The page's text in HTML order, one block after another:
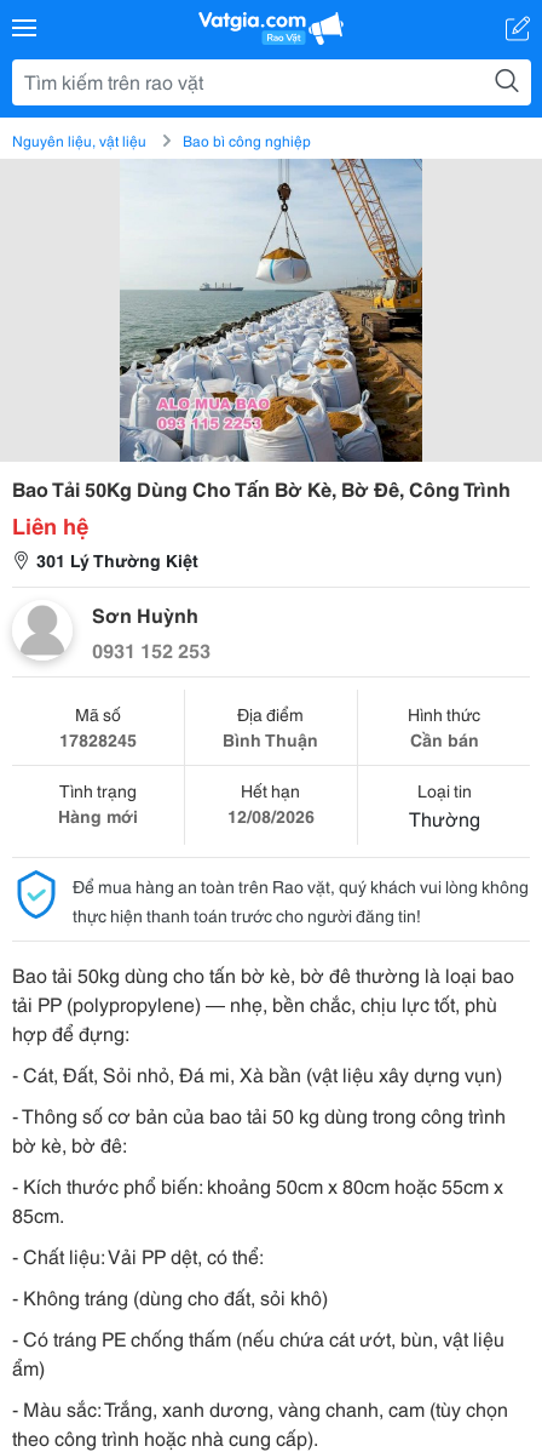
Nguyên liệu, vật liệu Bao bì công nghiệp
Bao Tải 50Kg Dùng Cho Tấn Bờ Kè, Bờ Đê, Công Trình
Liên hệ
301 Lý Thường Kiệt
Sơn Huỳnh
0931 152 253
Mã số
17828245
Địa điểm
Bình Thuận
Hình thức
Cần bán
Tình trạng
Hàng mới
Hết hạn
12/08/2026
Loại tin
Thường
Để mua hàng an toàn trên Rao vặt, quý khách vui lòng không
thực hiện thanh toán trước cho người đăng tin!
Bao tải 50kg dùng cho tấn bờ kè, bờ đê thường là loại bao
tải PP (polypropylene) — nhẹ, bền chắc, chịu lực tốt, phù
hợp để đựng:
- Cát, Đất, Sỏi nhỏ, Đá mi, Xà bần (vật liệu xây dựng vụn)
- Thông số cơ bản của bao tải 50 kg dùng trong công trình
bờ kè, bờ đê:
- Kích thước phổ biến: khoảng 50cm x 80cm hoặc 55cm x
85cm.
- Chất liệu: Vải PP dệt, có thể:
- Không tráng (dùng cho đất, sỏi khô)
- Có tráng PE chống thấm (nếu chứa cát ướt, bùn, vật liệu
ẩm)
- Màu sắc: Trắng, xanh dương, vàng chanh, cam (tùy chọn
theo công trình hoặc nhà cung cấp).